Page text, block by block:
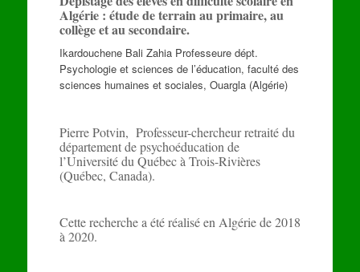
Algérie : étude de terrain au primaire, au
collège et au secondaire.
Ikardouchene Bali Zahia Professeure dépt.
Psychologie et sciences de l’éducation, faculté des
sciences humaines et sociales, Ouargla (Algérie)
Pierre Potvin, Professeur-chercheur retraité du
département de psychoéducation de
l’Université du Québec à Trois-Rivières
(Québec, Canada).
Cette recherche a été réalisé en Algérie de 2018
à 2020.